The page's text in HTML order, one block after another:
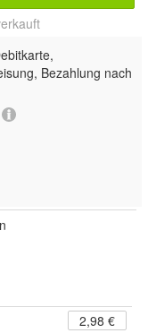
Bezahlung nach
2,98 €